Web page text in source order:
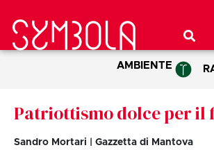
AMBIENTE
Patriottismo dolce per il
Sandro Mortari | Gazzetta di Mantova